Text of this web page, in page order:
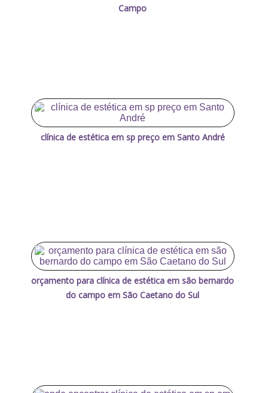
Campo
clínica de estética em sp preço em Santo André
orçamento para clínica de estética em são bernardo
do campo em São Caetano do Sul